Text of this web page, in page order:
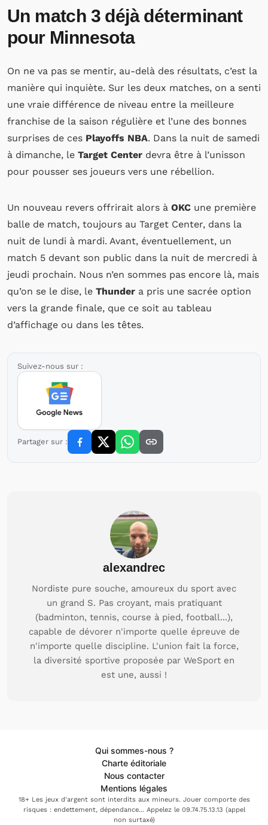
Un match 3 déjà déterminant
pour Minnesota
On ne va pas se mentir, au-delà des résultats, c’est la
manière qui inquiète. Sur les deux matches, on a senti
une vraie différence de niveau entre la meilleure
franchise de la saison régulière et l’une des bonnes
surprises de ces Playoffs NBA. Dans la nuit de samedi
à dimanche, le Target Center devra être à l’unisson
pour pousser ses joueurs vers une rébellion.
Un nouveau revers offrirait alors à OKC une première
balle de match, toujours au Target Center, dans la
nuit de lundi à mardi. Avant, éventuellement, un
match 5 devant son public dans la nuit de mercredi à
jeudi prochain. Nous n’en sommes pas encore là, mais
qu’on se le dise, le Thunder a pris une sacrée option
vers la grande finale, que ce soit au tableau
d’affichage ou dans les têtes.
Suivez-nous sur :
Partager sur :
alexandrec
Nordiste pure souche, amoureux du sport avec
un grand S. Pas croyant, mais pratiquant
(badminton, tennis, course à pied, football...),
capable de dévorer n'importe quelle épreuve de
n'importe quelle discipline. L'union fait la force,
la diversité sportive proposée par WeSport en
est une, aussi !
Qui sommes-nous ?
Charte éditoriale
Nous contacter
Mentions légales
18+ Les jeux d'argent sont interdits aux mineurs. Jouer comporte des
risques : endettement, dépendance... Appelez le 09.74.75.13.13 (appel
non surtaxé)